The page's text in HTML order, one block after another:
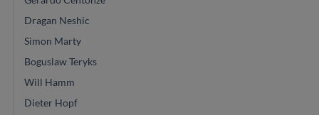
Dragan Neshic
Simon Marty
Boguslaw Teryks
Will Hamm
Dieter Hopf